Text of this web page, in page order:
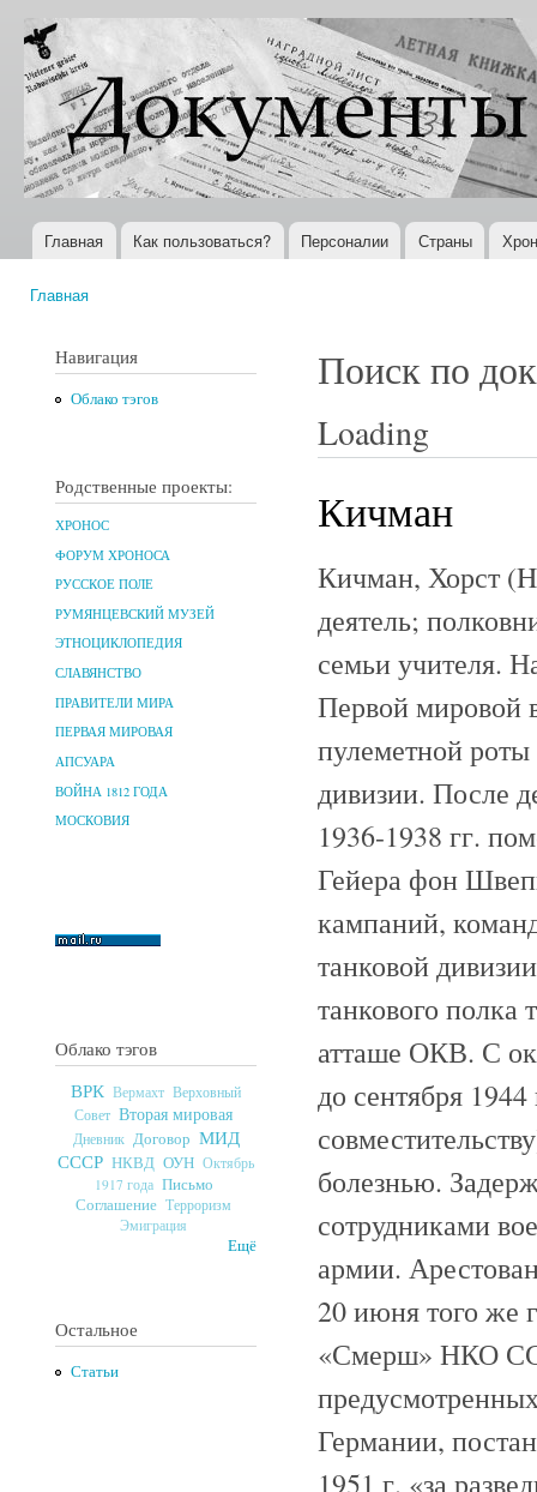
Документы
XX века
Всемирная
история в
Интернете
Главное меню
Главная Как пользоваться? Персоналии Страны
Главная
Навигация
Облако тэгов
Родственные проекты:
ХРОНОС
ФОРУМ ХРОНОСА
РУССКОЕ ПОЛЕ
РУМЯНЦЕВСКИЙ МУЗЕЙ
ЭТНОЦИКЛОПЕДИЯ
СЛАВЯНСТВО
ПРАВИТЕЛИ МИРА
ПЕРВАЯ МИРОВАЯ
АПСУАРА
ВОЙНА 1812 ГОДА
МОСКОВИЯ
Облако тэгов
ВРК Вермахт Верховный
Совет Вторая мировая
Дневник Договор МИД
СССР НКВД ОУН Октябрь
1917 года Письмо
Соглашение Терроризм
Эмиграция
Ещё
Остальное
Статьи
Поиск по
Loading
Кичман
Кичман, Хорст
деятель;
семьи учителя.
Первой мировой
пулеметной роты
дивизии. После
1936-1938 гг.
Гейера фон
кампаний,
танковой
танкового
атташе ОКВ. С
до сентября
болезнью.
сотрудниками
армии.
20 июня того же
«Смерш» НКО
Германии,
1951 г. «за